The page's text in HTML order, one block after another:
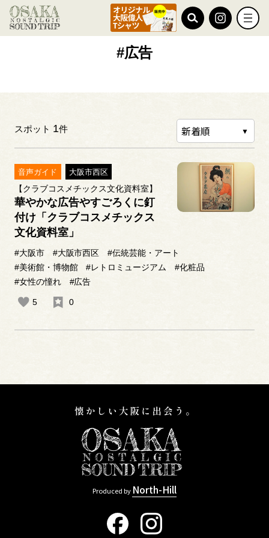
TOP #広告
#広告
スポット 1件
音声ガイド 大阪市西区
【クラブコスメチックス文化資料室】
華やかな広告やすごろくに釘
付け「クラブコスメチックス
文化資料室」
#大阪市 #大阪市西区
#伝統芸能・アート
#美術館・博物館
#レトロミュージアム
#化粧品
#女性の憧れ
#広告
5 0
Produced by North-Hill